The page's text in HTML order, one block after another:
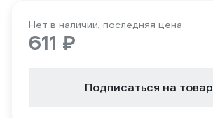
Нет в наличии, последняя цена
611 ₽
Подписаться на товар